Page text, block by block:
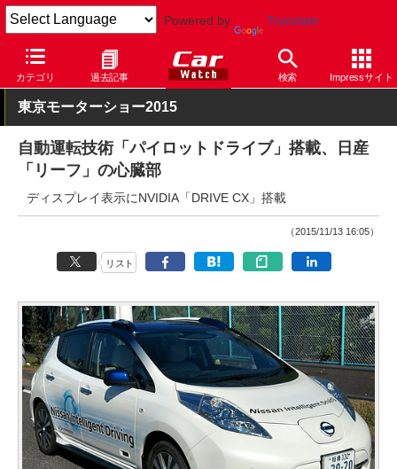
Powered by Translate
カテゴリ 過去記事 検索 Impressサイト
Car Watch 自動車 リーフ
東京モーターショー2015
自動運転技術「パイロットドライブ」搭載、日産
「リーフ」の心臓部
ディスプレイ表示にNVIDIA「DRIVE CX」搭載
（2015/11/13 16:05）
リスト